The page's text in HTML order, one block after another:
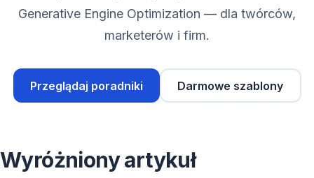
Generative Engine Optimization — dla twórców,
marketerów i firm.
Przeglądaj poradniki Darmowe szablony
Wyróżniony artykuł